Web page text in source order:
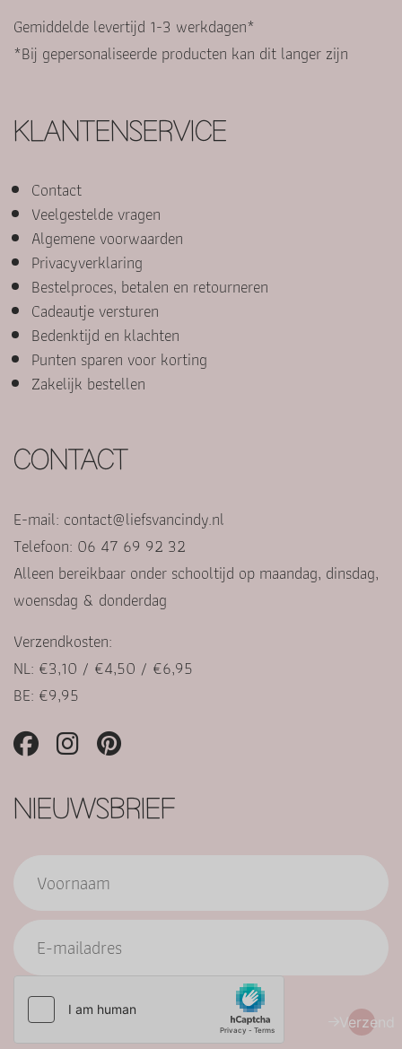
Gemiddelde levertijd 1-3 werkdagen*
*Bij gepersonaliseerde producten kan dit langer zijn
KLANTENSERVICE
Contact
Veelgestelde vragen
Algemene voorwaarden
Privacyverklaring
Bestelproces, betalen en retourneren
Cadeautje versturen
Bedenktijd en klachten
Punten sparen voor korting
Zakelijk bestellen
CONTACT
E-mail: contact@liefsvancindy.nl
Telefoon: 06 47 69 92 32
Alleen bereikbaar onder schooltijd op maandag, dinsdag,
woensdag & donderdag
Verzendkosten:
NL: €3,10 / €4,50 / €6,95
BE: €9,95
NIEUWSBRIEF
Verzend